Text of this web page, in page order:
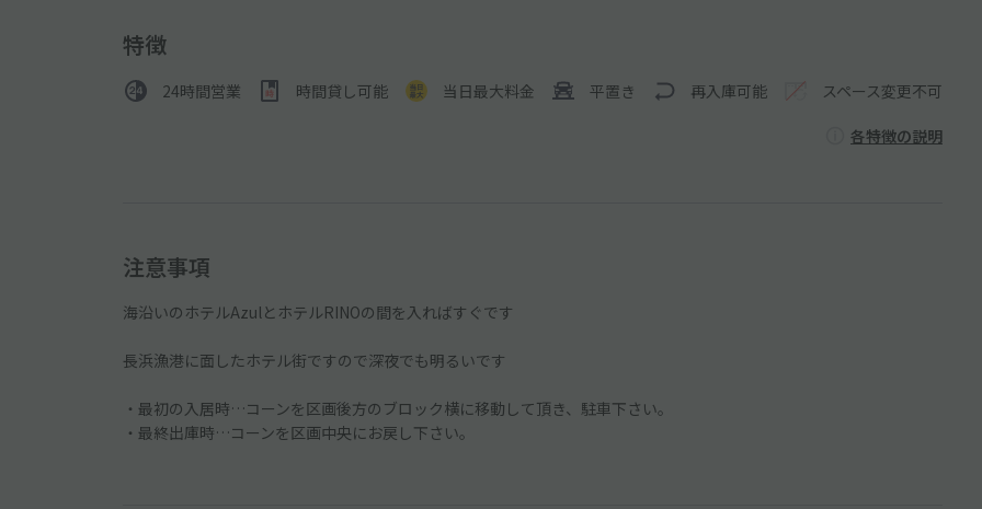
特徴
24時間営業 時間貸し可能 当日最大料金 平置き 再入庫可能 スペース変更不可
各特徴の説明
注意事項
海沿いのホテルAzulとホテルRINOの間を入ればすぐです
長浜漁港に面したホテル街ですので深夜でも明るいです
・最初の入居時…コーンを区画後方のブロック横に移動して頂き、駐車下さい。
・最終出庫時…コーンを区画中央にお戻し下さい。